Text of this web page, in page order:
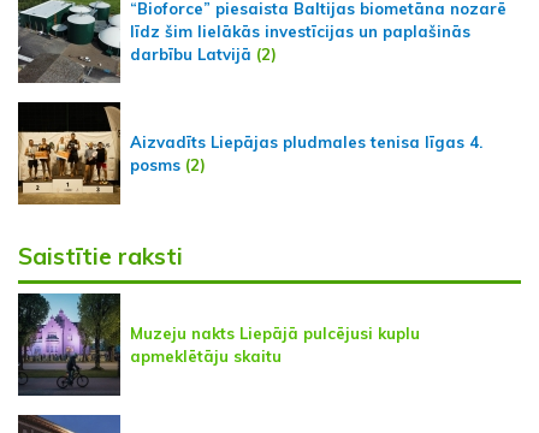
“Bioforce” piesaista Baltijas biometāna nozarē
līdz šim lielākās investīcijas un paplašinās
darbību Latvijā (2)
Aizvadīts Liepājas pludmales tenisa līgas 4.
posms (2)
Saistītie raksti
Muzeju nakts Liepājā pulcējusi kuplu
apmeklētāju skaitu